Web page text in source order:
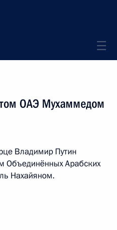
ОАЭ Мухаммедом
Владимир Путин
Объединённых Арабских
Нахайяном.